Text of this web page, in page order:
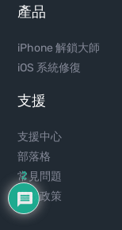
產品
iPhone 解鎖大師
iOS 系統修復
支援
支援中心
部落格
常見問題
退款政策
2